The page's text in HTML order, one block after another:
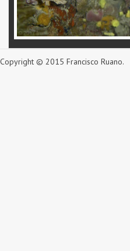
Copyright © 2015 Francisco Ruano.